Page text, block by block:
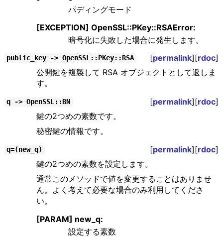
パディングモード
[EXCEPTION] OpenSSL::PKey::RSAError:
暗号化に失敗した場合に発生します。
public_key -> OpenSSL::PKey::RSA [permalink][rdoc]
公開鍵を複製して RSA オブジェクトとして返しま
す。
q -> OpenSSL::BN [permalink][rdoc]
鍵の2つめの素数です。
秘密鍵の情報です。
q=(new_q) [permalink][rdoc]
鍵の2つめの素数を設定します。
通常このメソッドで値を変更することはありませ
ん。よく考えて必要な場合のみ利用してくださ
い。
[PARAM] new_q:
設定する素数